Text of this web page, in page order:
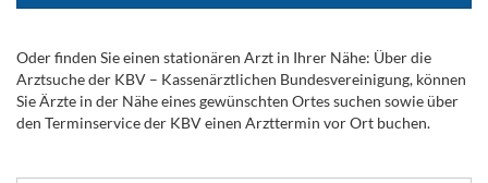
Oder finden Sie einen stationären Arzt in Ihrer Nähe: Über die
Arztsuche der KBV – Kassenärztlichen Bundesvereinigung, können
Sie Ärzte in der Nähe eines gewünschten Ortes suchen sowie über
den Terminservice der KBV einen Arzttermin vor Ort buchen.